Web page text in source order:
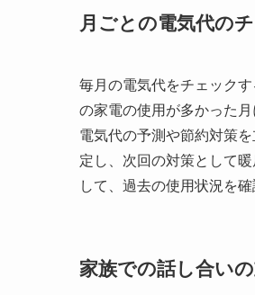
月ごとの電気代の
毎月の電気代をチェック
の家電の使用が多かった
電気代の予測や節約対策
定し、次回の対策として
して、過去の使用状況を
家族での話し合い